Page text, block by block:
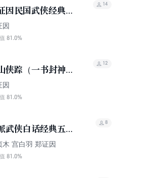
因民国武侠经典全
套装共37册）
因
81.0%
14
侠踪（一书封神！
的江湖，没有花
只有杀招）
因
81.0%
12
武侠白话经典五部
金庸、古龙的创作
）
木 宫白羽 郑证因
81.0%
8